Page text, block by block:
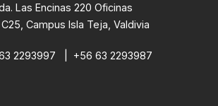
Las Encinas 220 Oficinas
Campus Isla Teja, Valdivia
2293997 +56 63 2293987